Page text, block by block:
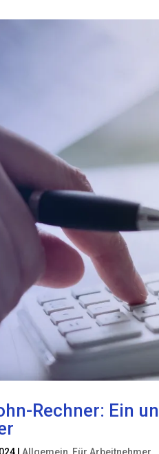
Rechner: Ein